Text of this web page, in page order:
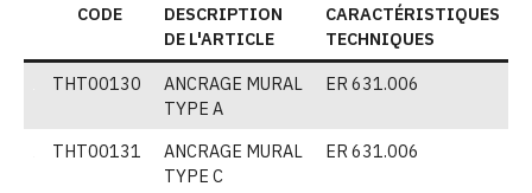
CODE
DESCRIPTION
DE L'ARTICLE
CARACTÉRISTIQUES
TECHNIQUES
THT00130
ANCRAGE MURAL
TYPE A
ER 631.006
THT00131
ANCRAGE MURAL
TYPE C
ER 631.006